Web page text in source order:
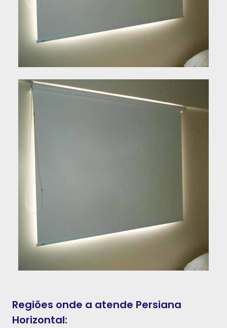
Regiões onde a atende Persiana
Horizontal: